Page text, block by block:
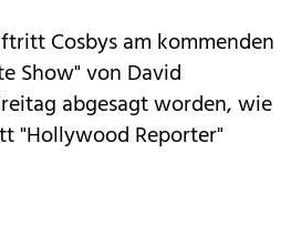
Cosbys am kommenden
Show" von David
abgesagt worden, wie
"Hollywood Reporter"